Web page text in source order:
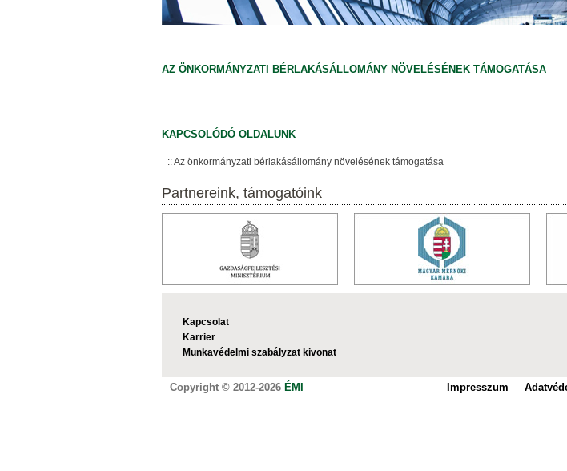
AZ ÖNKORMÁNYZATI BÉRLAKÁSÁLLOMÁNY NÖVELÉSÉNEK TÁMOGATÁSA
KAPCSOLÓDÓ OLDALUNK
Az önkormányzati bérlakásállomány növelésének támogatása
Partnereink, támogatóink
Kapcsolat
Karrier
Munkavédelmi szabályzat kivonat
Copyright © 2012-2026 ÉMI Impresszum